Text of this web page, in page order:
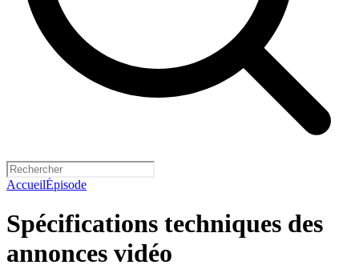
AccueilÉpisode
Spécifications techniques des
annonces vidéo